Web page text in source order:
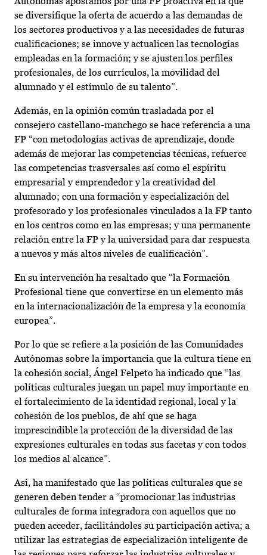
se diversifique la oferta de acuerdo a las demandas de
los sectores productivos y a las necesidades de futuras
cualificaciones; se innove y actualicen las tecnologías
empleadas en la formación; y se ajusten los perfiles
profesionales, de los currículos, la movilidad del
alumnado y el estímulo de su talento”.
Además, en la opinión común trasladada por el
consejero castellano-manchego se hace referencia a una
FP “con metodologías activas de aprendizaje, donde
además de mejorar las competencias técnicas, refuerce
las competencias trasversales así como el espíritu
empresarial y emprendedor y la creatividad del
alumnado; con una formación y especialización del
profesorado y los profesionales vinculados a la FP tanto
en los centros como en las empresas; y una permanente
relación entre la FP y la universidad para dar respuesta
a nuevos y más altos niveles de cualificación”.
En su intervención ha resaltado que “la Formación
Profesional tiene que convertirse en un elemento más
en la internacionalización de la empresa y la economía
europea”.
Por lo que se refiere a la posición de las Comunidades
Autónomas sobre la importancia que la cultura tiene en
la cohesión social, Ángel Felpeto ha indicado que “las
políticas culturales juegan un papel muy importante en
el fortalecimiento de la identidad regional, local y la
cohesión de los pueblos, de ahí que se haga
imprescindible la protección de la diversidad de las
expresiones culturales en todas sus facetas y con todos
los medios al alcance”.
Así, ha manifestado que las políticas culturales que se
generen deben tender a “promocionar las industrias
culturales de forma integradora con aquellos que no
pueden acceder, facilitándoles su participación activa; a
utilizar las estrategias de especialización inteligente de